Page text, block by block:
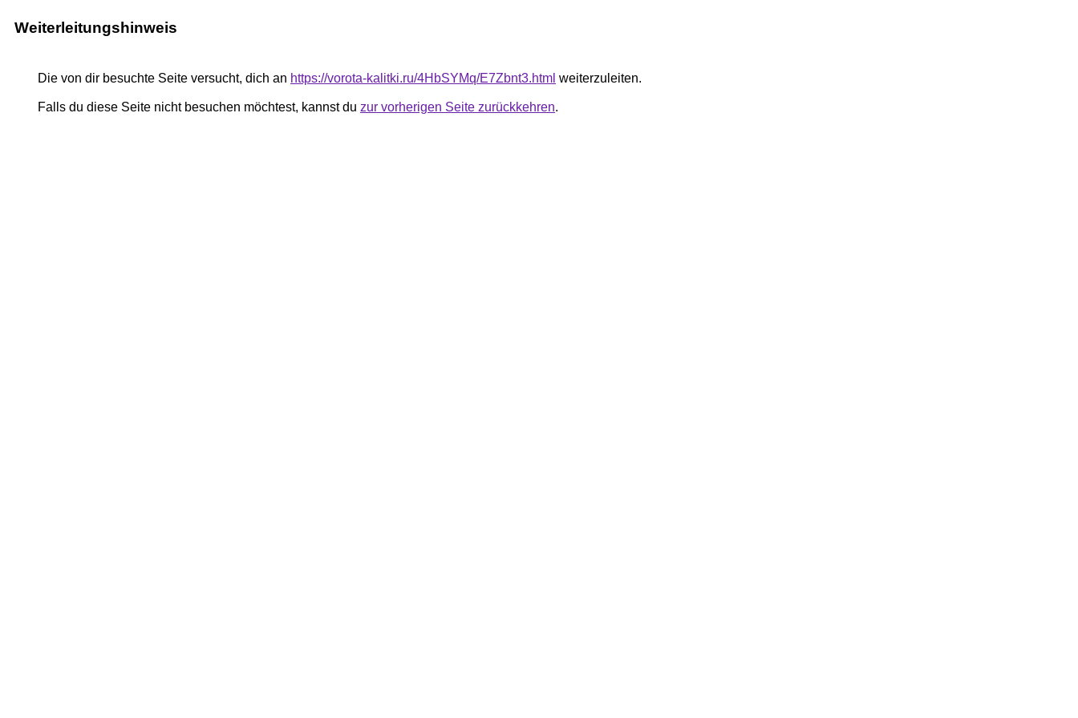
Weiterleitungshinweis
Die von dir besuchte Seite versucht, dich an https://vorota-kalitki.ru/4HbSYMq/E7Zbnt3.html weiterzuleiten.
Falls du diese Seite nicht besuchen möchtest, kannst du zur vorherigen Seite zurückkehren.